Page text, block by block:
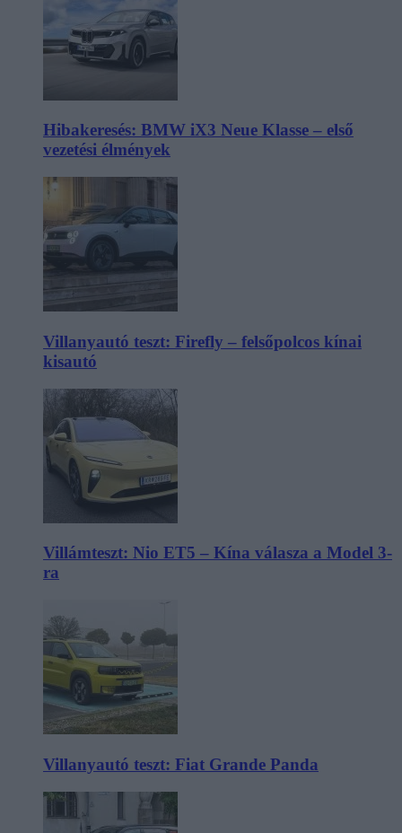
Hibakeresés: BMW iX3 Neue Klasse – első
vezetési élmények
Villanyautó teszt: Firefly – felsőpolcos kínai
kisautó
Villámteszt: Nio ET5 – Kína válasza a Model 3-
ra
Villanyautó teszt: Fiat Grande Panda